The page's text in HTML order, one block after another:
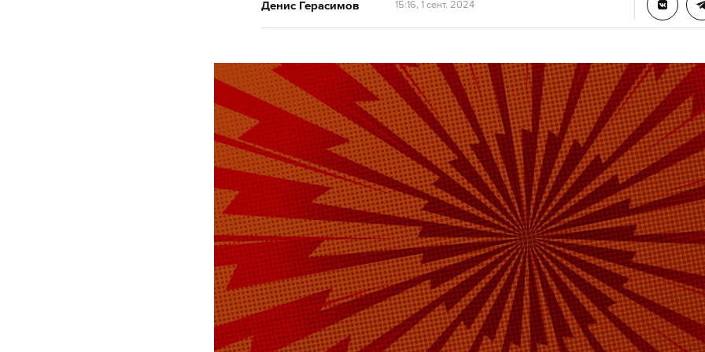
В поселке Майский после прилета ранен один мирный
Белгородской области.
30 августа ВСУ обстреляли Белгород кассетными
человек погибли, около 40 были ранены. Среди жертв —
и четверо мужчин. Они скончались на месте от полученных
# всу #обстрел #белгород
Денис Герасимов 15:16, 1 сент. 2024